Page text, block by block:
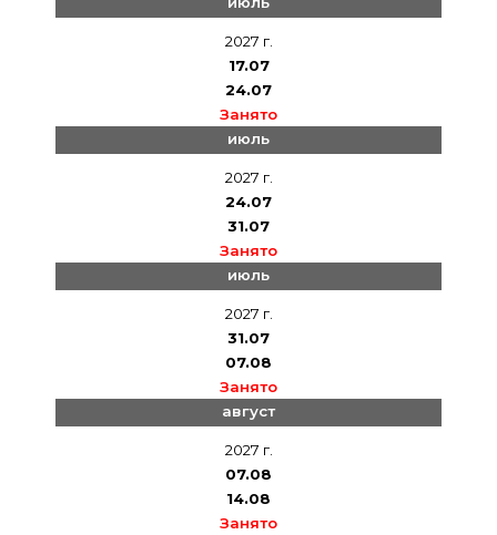
2027 г.
17.07
24.07
Занято
июль
2027 г.
24.07
31.07
Занято
июль
2027 г.
31.07
07.08
Занято
август
2027 г.
07.08
14.08
Занято